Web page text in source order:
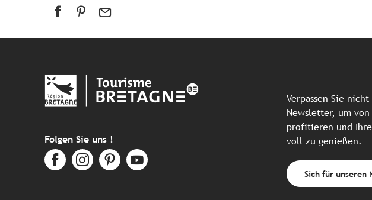
Folgen Sie uns !
Verpassen Sie
Newsletter, um
profitieren und
voll zu genießen.
Sich für unseren